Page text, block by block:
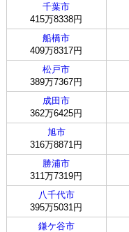
千葉市
415万8338円
船橋市
409万8317円
松戸市
389万7367円
成田市
362万6425円
旭市
316万8871円
勝浦市
311万7319円
八千代市
395万5031円
鎌ケ谷市